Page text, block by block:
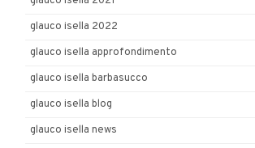
glauco isella 2022
glauco isella approfondimento
glauco isella barbasucco
glauco isella blog
glauco isella news